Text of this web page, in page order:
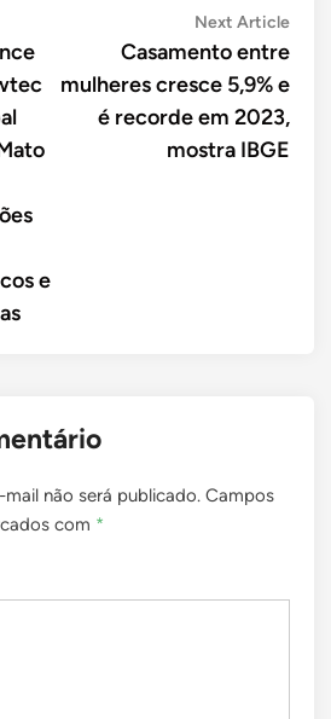
e
Next ArticleNext
Casamento entre
mulheres cresce 5,9% e
é recorde em 2023,
mostra IBGE
não será publicado. Campos
com *